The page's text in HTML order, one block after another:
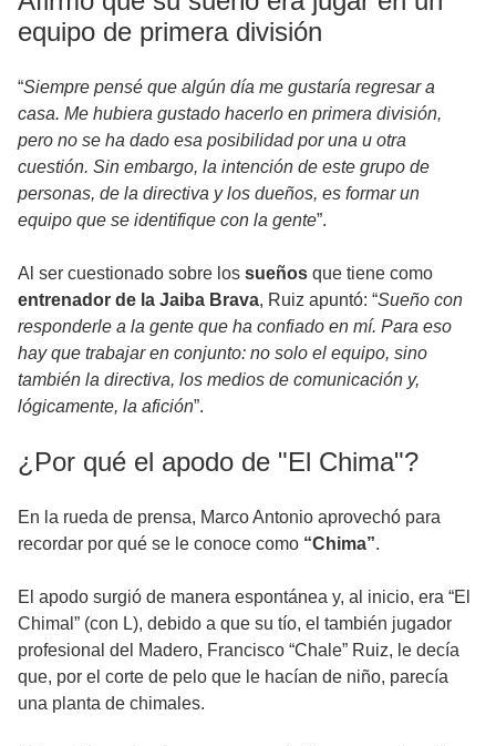
equipo de primera división
“Siempre pensé que algún día me gustaría regresar a
casa. Me hubiera gustado hacerlo en primera división,
pero no se ha dado esa posibilidad por una u otra
cuestión. Sin embargo, la intención de este grupo de
personas, de la directiva y los dueños, es formar un
equipo que se identifique con la gente”.
Al ser cuestionado sobre los sueños que tiene como
entrenador de la Jaiba Brava, Ruiz apuntó: “Sueño con
responderle a la gente que ha confiado en mí. Para eso
hay que trabajar en conjunto: no solo el equipo, sino
también la directiva, los medios de comunicación y,
lógicamente, la afición”.
¿Por qué el apodo de "El Chima"?
En la rueda de prensa, Marco Antonio aprovechó para
recordar por qué se le conoce como “Chima”.
El apodo surgió de manera espontánea y, al inicio, era “El
Chimal” (con L), debido a que su tío, el también jugador
profesional del Madero, Francisco “Chale” Ruiz, le decía
que, por el corte de pelo que le hacían de niño, parecía
una planta de chimales.